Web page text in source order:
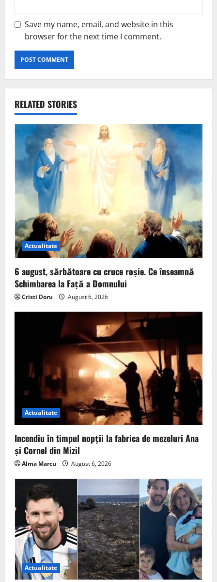
Save my name, email, and website in this
browser for the next time I comment.
RELATED STORIES
Actualitate
6 august, sărbătoare cu cruce roșie. Ce înseamnă
Schimbarea la Față a Domnului
Cristi Doru August 6, 2026
Actualitate
Incendiu în timpul nopții la fabrica de mezeluri Ana
și Cornel din Mizil
Alma Marcu August 6, 2026
Actualitate